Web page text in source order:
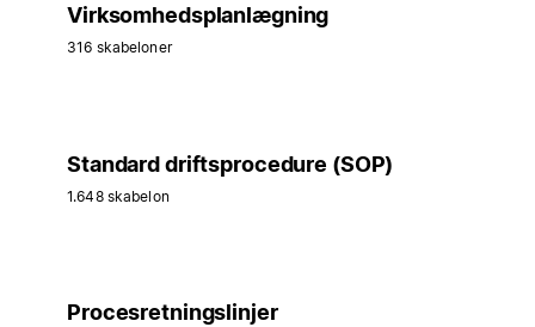
Virksomhedsplanlægning
316 skabeloner
Standard driftsprocedure (SOP)
1.648 skabelon
Procesretningslinjer